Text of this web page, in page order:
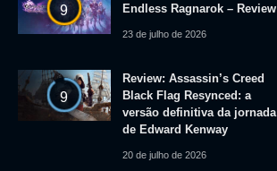
9
Endless Ragnarok – Review
23 de julho de 2026
9
Review: Assassin’s Creed
Black Flag Resynced: a
versão definitiva da jornada
de Edward Kenway
20 de julho de 2026